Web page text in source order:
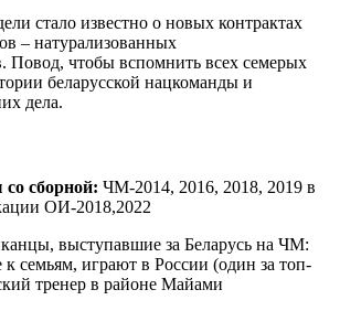
стало известно о новых контрактах
– натурализованных
Повод, чтобы вспомнить всех семерых
беларусской нацкоманды и
дела.
сборной: ЧМ-2014, 2016, 2018, 2019 в
ОИ-2018,2022